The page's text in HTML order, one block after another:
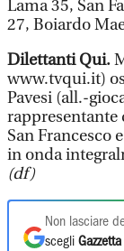
Lama 35, San
27, Boiardo
Dilettanti Qui.
www.tvqui.it)
Pavesi (all.-
rappresentante
San Francesco
in onda
(df)
Non lasciare
scegli